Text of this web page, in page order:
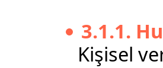
3.1.1.
Kişisel